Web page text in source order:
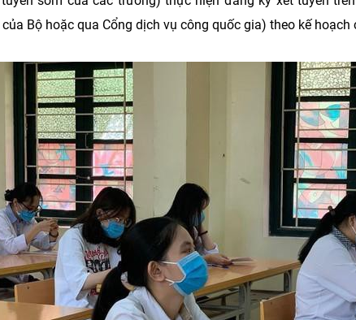
Bộ hoặc qua Cổng dịch vụ công quốc gia) theo kế